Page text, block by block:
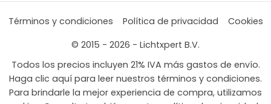
Términos y condiciones Política de privacidad
Cookies
© 2015 - 2026 - Lichtxpert B.V.
Todos los precios incluyen 21% IVA más gastos de envío.
Haga clic aquí para leer nuestros términos y condiciones.
Para brindarle la mejor experiencia de compra, utilizamos